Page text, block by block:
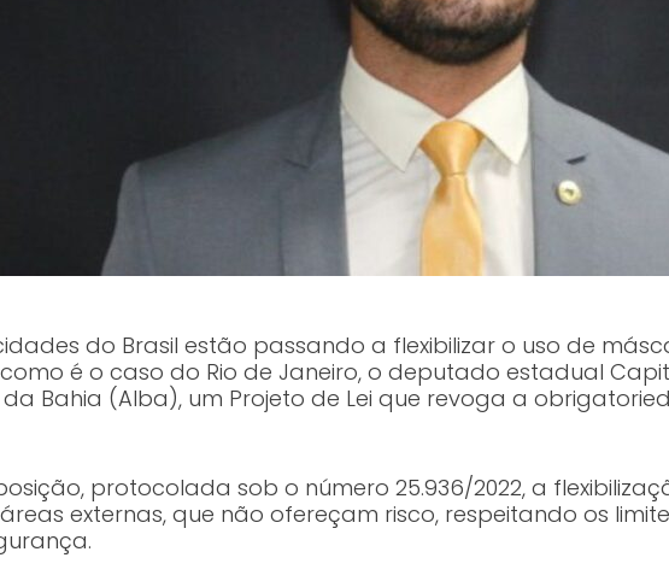
do Brasil estão passando a flexibilizar o uso de
é o caso do Rio de Janeiro, o deputado estadual
da Bahia (Alba), um Projeto de Lei que revoga a
protocolada sob o número 25.936/2022, a
externas, que não ofereçam risco, respeitando os